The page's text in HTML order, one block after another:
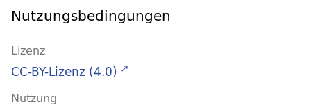
Nutzungsbedingungen
Lizenz
CC-BY-Lizenz (4.0)
Nutzung